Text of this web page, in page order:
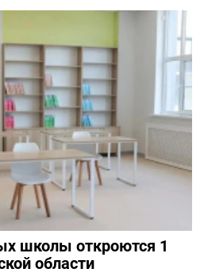
школы откроются 1
области